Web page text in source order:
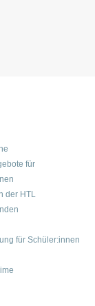
für
der HTL
für Schüler:innen